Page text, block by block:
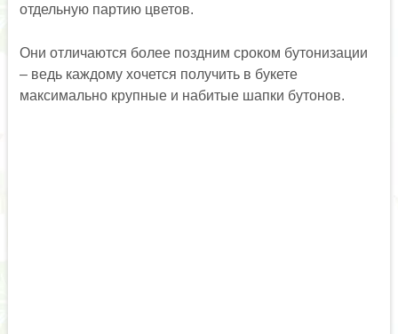
отдельную партию цветов.
Они отличаются более поздним сроком бутонизации
– ведь каждому хочется получить в букете
максимально крупные и набитые шапки бутонов.